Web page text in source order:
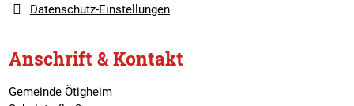
Datenschutz-Einstellungen
Anschrift & Kontakt
Gemeinde Ötigheim